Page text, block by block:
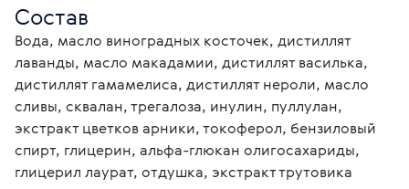
Состав
Вода, масло виноградных косточек, дистиллят
лаванды, масло макадамии, дистиллят василька,
дистиллят гамамелиса, дистиллят нероли, масло
сливы, сквалан, трегалоза, инулин, пуллулан,
экстракт цветков арники, токоферол, бензиловый
спирт, глицерин, альфа-глюкан олигосахариды,
глицерил лаурат, отдушка, экстракт трутовика